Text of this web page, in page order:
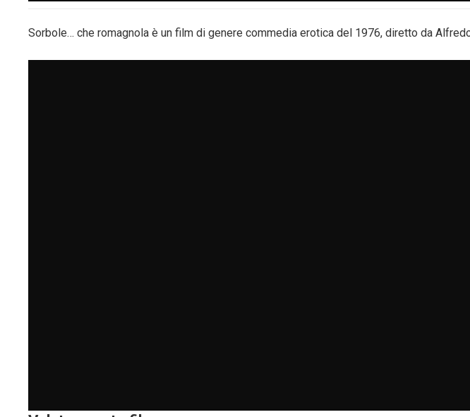
Sorbole… che romagnola è un film di genere commedia erotica del 1976, diretto da